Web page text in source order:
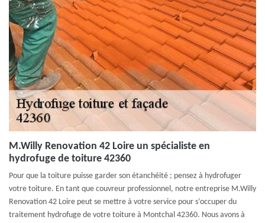
M.Willy Renovation 42 Loire un spécialiste en
hydrofuge de toiture 42360
Pour que la toiture puisse garder son étanchéité ; pensez à hydrofuger
votre toiture. En tant que couvreur professionnel, notre entreprise M.Willy
Renovation 42 Loire peut se mettre à votre service pour s’occuper du
traitement hydrofuge de votre toiture à Montchal 42360. Nous avons à